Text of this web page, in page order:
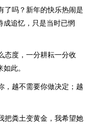
了吗？新年的快乐热闹是
成追忆，只是当时已惘
态度，一分耕耘一分收
此。
，越不需要你做决定；越
把粪土变黄金，我希望她